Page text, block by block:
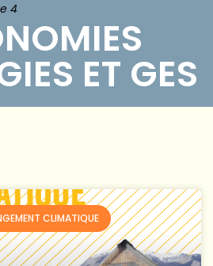
4
ET GES
CLIMATIQUE